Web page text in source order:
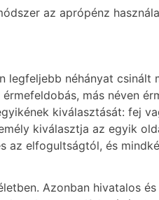
az aprópénz
legfeljebb néhányat csinált
más néven
kiválasztását: fej
kiválasztja az egyik
az elfogultságtól, és
Azonban hivatalos